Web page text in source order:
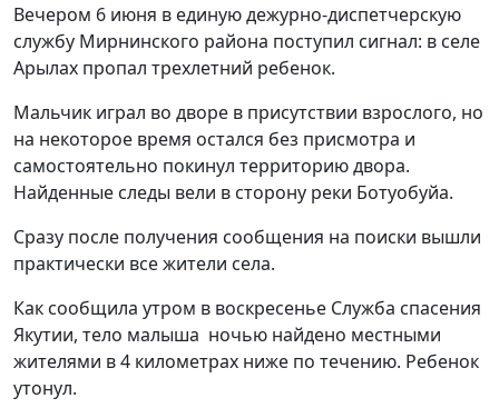
Вечером 6 июня в единую дежурно-диспетчерскую
службу Мирнинского района поступил сигнал: в селе
Арылах пропал трехлетний ребенок.
Мальчик играл во дворе в присутствии взрослого, но
на некоторое время остался без присмотра и
самостоятельно покинул территорию двора.
Найденные следы вели в сторону реки Ботуобуйа.
Сразу после получения сообщения на поиски вышли
практически все жители села.
Как сообщила утром в воскресенье Служба спасения
Якутии, тело малыша ночью найдено местными
жителями в 4 километрах ниже по течению. Ребенок
утонул.